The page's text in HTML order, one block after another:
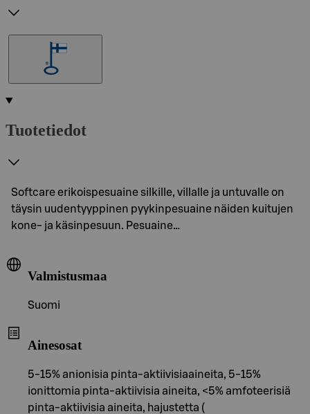
Tuotetiedot
Softcare erikoispesuaine silkille, villalle ja untuvalle on
täysin uudentyyppinen pyykinpesuaine näiden kuitujen
kone- ja käsinpesuun. Pesuaine…
Valmistusmaa
Suomi
Ainesosat
5-15% anionisia pinta-aktiivisiaaineita, 5-15%
ionittomia pinta-aktiivisia aineita, <5% amfoteerisiä
pinta-aktiivisia aineita, hajustetta (